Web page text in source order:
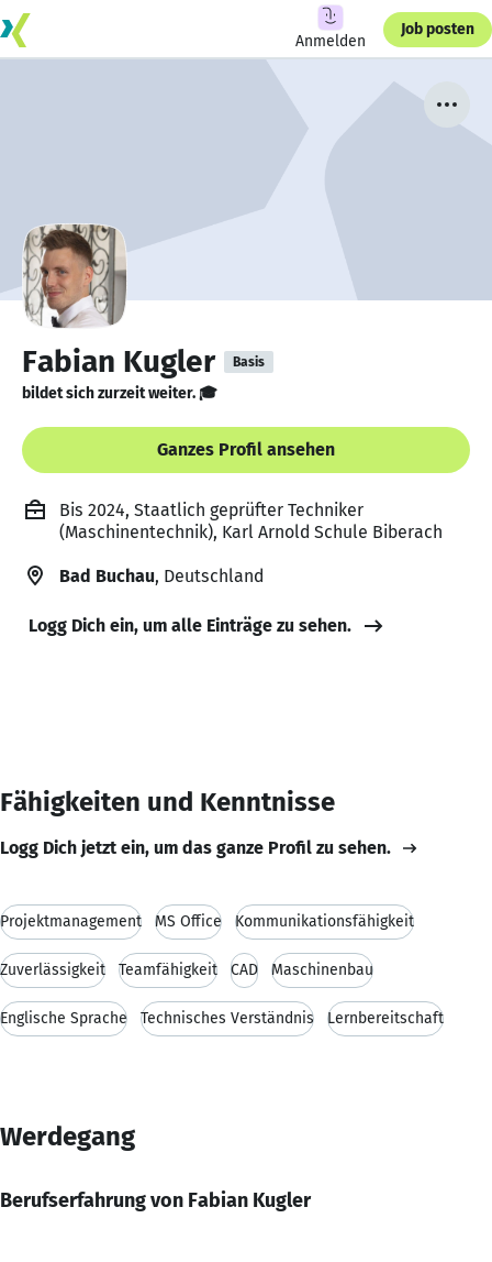
Anmelden
Job posten
Fabian Kugler Basis
bildet sich zurzeit weiter. 🎓
Ganzes Profil ansehen
Bis 2024, Staatlich geprüfter Techniker
(Maschinentechnik), Karl Arnold Schule Biberach
Bad Buchau, Deutschland
Logg Dich ein, um alle Einträge zu sehen.
Fähigkeiten und Kenntnisse
Logg Dich jetzt ein, um das ganze Profil zu sehen.
Projektmanagement MS Office Kommunikationsfähigkeit
Zuverlässigkeit Teamfähigkeit CAD Maschinenbau
Englische Sprache Technisches Verständnis Lernbereitschaft
Werdegang
Berufserfahrung von Fabian Kugler